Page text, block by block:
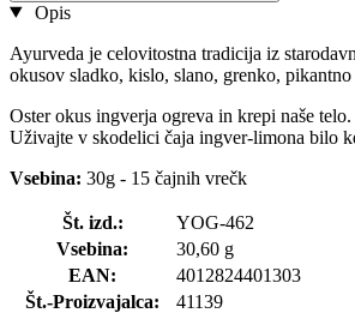
Opis
Ayurveda je celovitostna tradicija iz
okusov sladko, kislo, slano, grenko,
Oster okus ingverja ogreva in krepi naše
Uživajte v skodelici čaja ingver-limona bilo
Vsebina: 30g - 15 čajnih vrečk
Št. izd.:
YOG-462
Vsebina:
30,60 g
EAN:
4012824401303
Št.-Proizvajalca:
41139